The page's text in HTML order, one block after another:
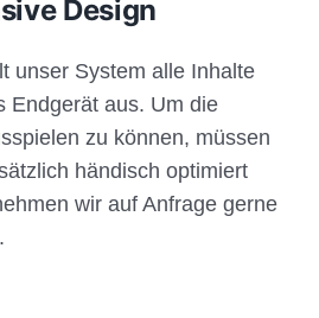
Design
unser System alle Inhalte
Endgerät aus. Um die
zu können, müssen
händisch optimiert
wir auf Anfrage gerne